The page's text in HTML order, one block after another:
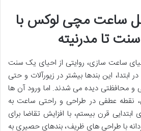
ساعت مچی لوکس با
تا مدرنیته
ساعت سازی، روایتی از احیای یک سنت
ابتدا، این بندها بیشتر در زیورآلات و حتی
و محافظتی دیده می شدند. اما ورود آن ها
عطفی در طراحی و راحتی ساعت به
قرن بیستم، با افزایش تقاضا برای
با طراحی های ظریف، بندهای حصیری به